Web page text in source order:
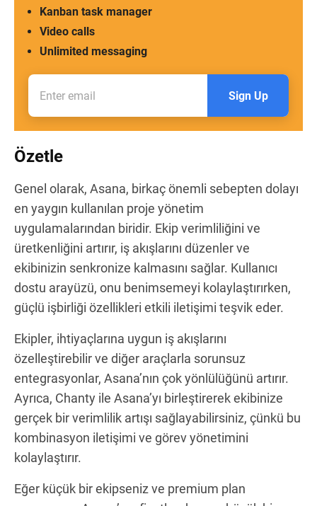
Unlimited messaging
Video calls
Kanban task manager
Sign Up
Özetle
Genel olarak, Asana, birkaç önemli sebepten dolayı
en yaygın kullanılan proje yönetim
uygulamalarından biridir. Ekip verimliliğini ve
üretkenliğini artırır, iş akışlarını düzenler ve
ekibinizin senkronize kalmasını sağlar. Kullanıcı
dostu arayüzü, onu benimsemeyi kolaylaştırırken,
güçlü işbirliği özellikleri etkili iletişimi teşvik eder.
Ekipler, ihtiyaçlarına uygun iş akışlarını
özelleştirebilir ve diğer araçlarla sorunsuz
entegrasyonlar, Asana’nın çok yönlülüğünü artırır.
Ayrıca, Chanty ile Asana’yı birleştirerek ekibinize
gerçek bir verimlilik artışı sağlayabilirsiniz, çünkü bu
kombinasyon iletişimi ve görev yönetimini
kolaylaştırır.
Eğer küçük bir ekipseniz ve premium plan